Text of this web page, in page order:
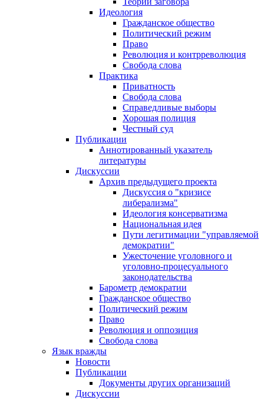
Идеология
Гражданское общество
Политический режим
Право
Революция и контрреволюция
Свобода слова
Практика
Приватность
Свобода слова
Справедливые выборы
Хорошая полиция
Честный суд
Публикации
Аннотированный указатель
литературы
Дискуссии
Архив предыдущего проекта
Дискуссия о "кризисе
либерализма"
Идеология консерватизма
Национальная идея
Пути легитимации "управляемой
демократии"
Ужесточение уголовного и
уголовно-процесуального
законодательства
Барометр демократии
Гражданское общество
Политический режим
Право
Революция и оппозиция
Свобода слова
Язык вражды
Новости
Публикации
Документы других организаций
Дискуссии